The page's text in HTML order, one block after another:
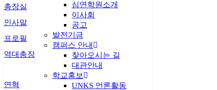
심연학원소개
이사회
공고
발전기금
캠퍼스 안내
찾아오시는 길
대관안내
학교홍보
UNKS 언론활동
총장실
인사말
프로필
역대총장
연혁